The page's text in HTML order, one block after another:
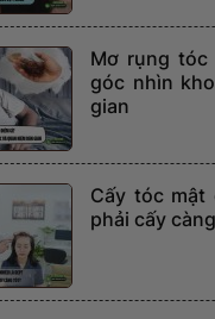
Mơ rụng tóc
góc nhìn
gian
Cấy tóc mật
phải cấy